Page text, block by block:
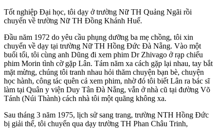
Tốt nghiệp Đại học, tôi dạy ở trường Nữ TH Quảng Ngãi rồi
chuyển về trường Nữ TH Đồng Khánh Huế.
Đầu năm 1972 do yêu cầu phụng dưỡng ba mẹ chồng, tôi xin
chuyển về dạy tại trường Nữ TH Hồng Đức Đà Nẵng. Vào một
buổi tối, tôi cùng anh Dũng đi xem phim Dr Zhivago ở rạp chiếu
phim Morin tình cờ gặp Lân. Tám năm xa cách gặp lại nhau, tay bắt
mặt mừng, chúng tôi tranh nhau hỏi thăm chuyện bạn bè, chuyện
học hành, công tác quên cả xem phim, nhờ đó tôi biết Lân ra bác sĩ
làm tại Quân y viện Duy Tân Đà Nẵng, vẫn ở nhà cũ tại đường Võ
Tánh (Núi Thành) cách nhà tôi một quãng không xa.
Sau tháng 3 năm 1975, lịch sử sang trang, trường NTH Hồng Đức
bị giải thể, tôi chuyển qua dạy trường TH Phan Châu Trinh,